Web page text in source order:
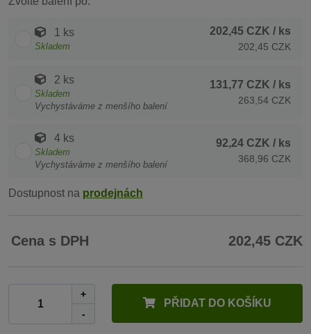
1 ks
Skladem
202,45 CZK / ks
202,45 CZK
2 ks
Skladem
Vychystáváme z menšího balení
131,77 CZK / ks
263,54 CZK
4 ks
Skladem
Vychystáváme z menšího balení
92,24 CZK / ks
368,96 CZK
Dostupnost na prodejnách
Cena s DPH 202,45 CZK
+
-
PŘIDAT DO KOŠÍKU